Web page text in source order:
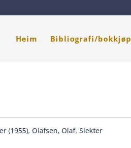
Heim Bibliografi/bokkjøp
(1955), Olafsen, Olaf, Slekter